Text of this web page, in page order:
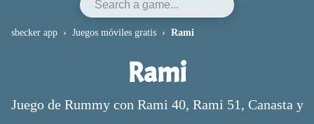
sbecker app Juegos móviles gratis Rami
Rami
Juego de Rummy con Rami 40, Rami 51, Canasta y